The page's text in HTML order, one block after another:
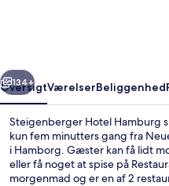
Næste
134+
OversigtVærelserBeliggenhed
Steigenberger Hotel Hamburg
kun fem minutters gang fra
i Hamborg. Gæster kan få lidt
eller få noget at spise på
morgenmad og er en af 2